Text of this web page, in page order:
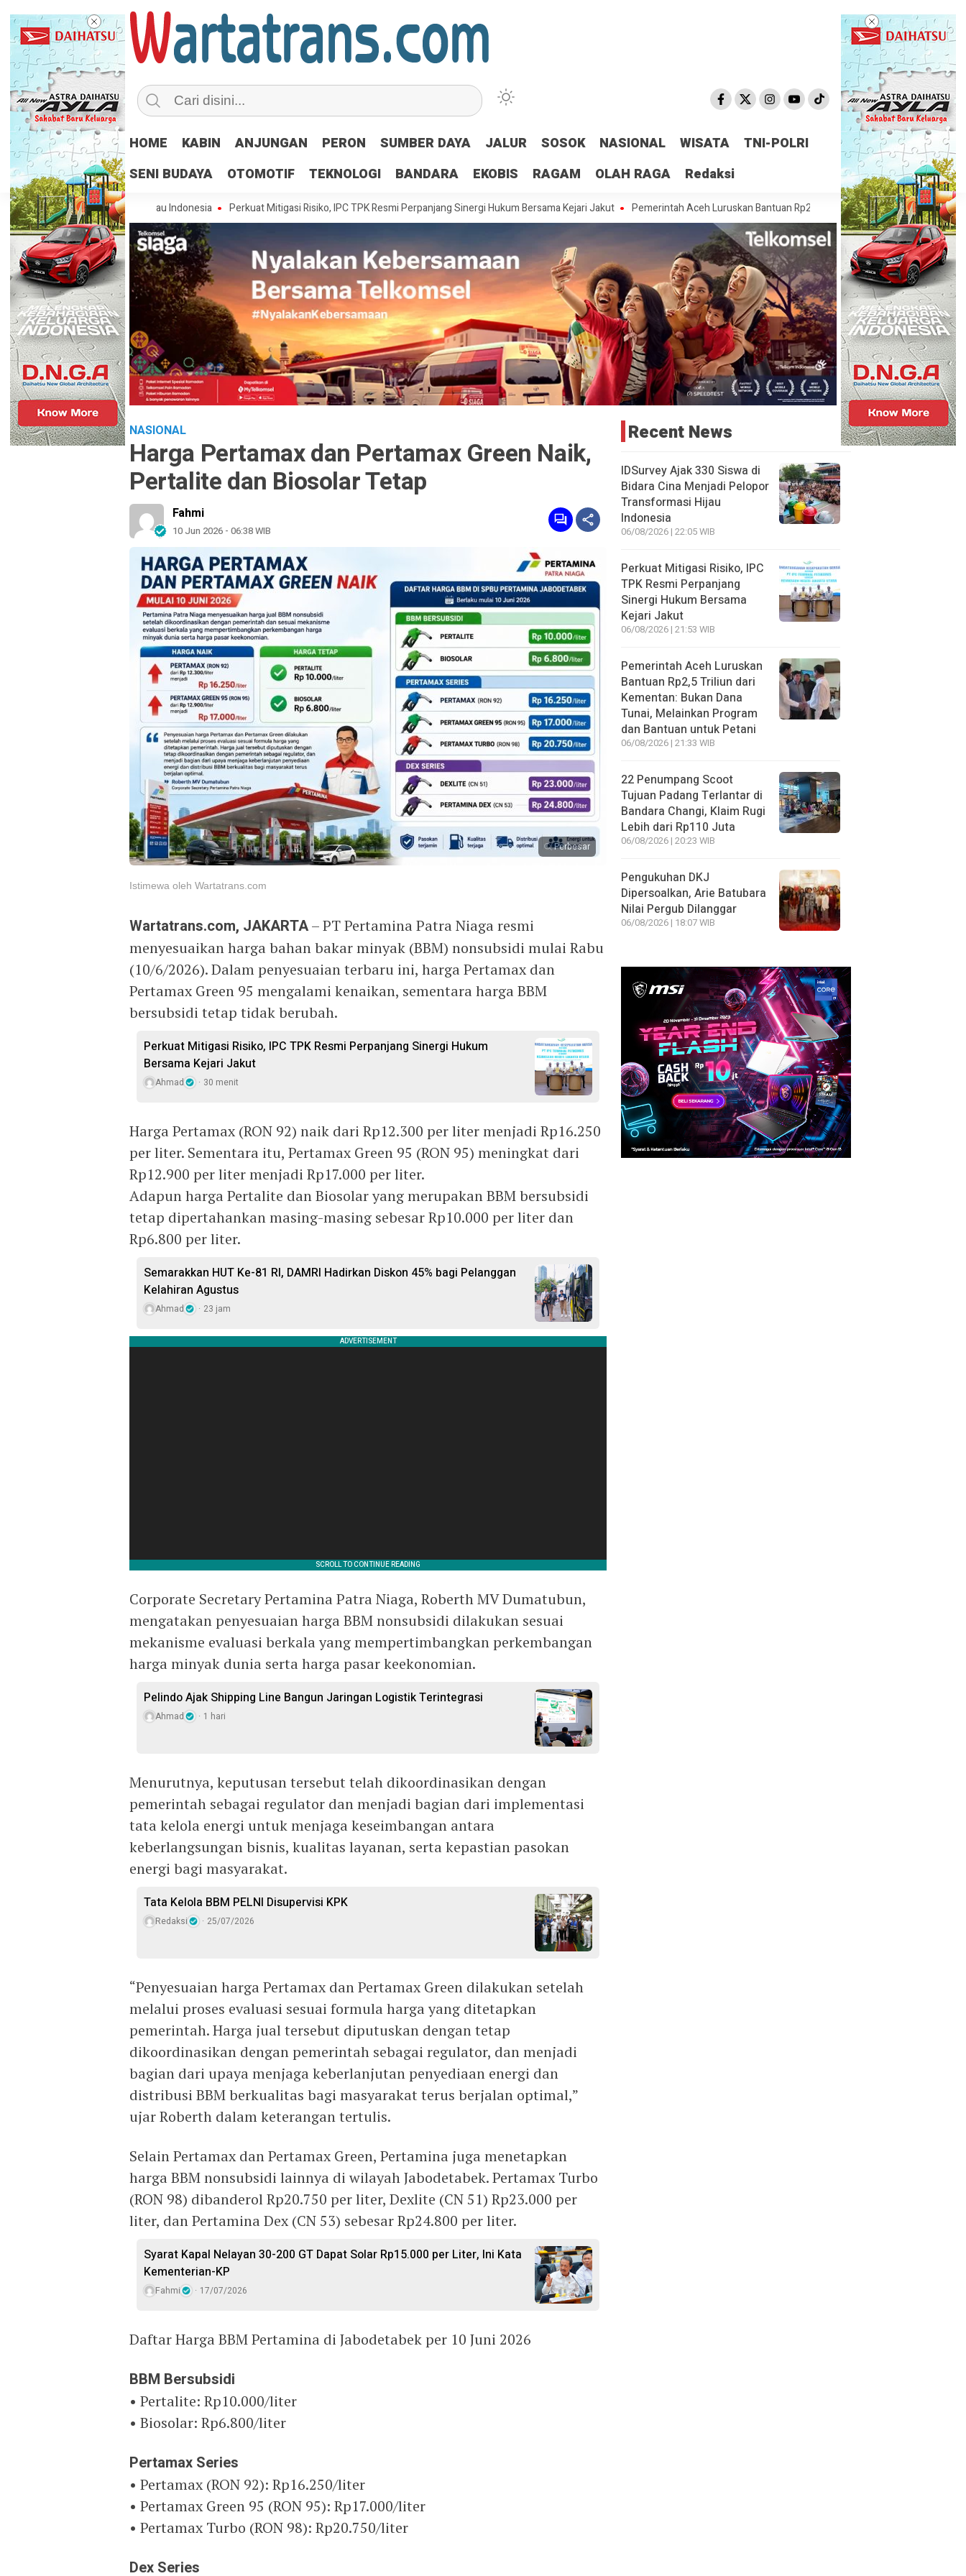
HOME KABIN ANJUNGAN PERON SUMBER DAYA JALUR SOSOK NASIONAL WISATA
TNI-POLRI
SENI BUDAYA
OTOMOTIF TEKNOLOGI BANDARA EKOBIS RAGAM OLAH RAGA Redaksi
Transformasi Hijau Indonesia Perkuat Mitigasi Risiko, IPC TPK Resmi Perpanjang Sinergi Hukum Bersama Kejari Jakut Pemerintah Aceh Luruskan Bantuan Rp2,5 Triliun dari Kementan: Bukan Dana Tunai,
NASIONAL
Harga Pertamax dan Pertamax Green Naik,
Pertalite dan Biosolar Tetap
Fahmi
10 Jun 2026 - 06:38 WIB
Perbesar
Istimewa oleh Wartatrans.com
Wartatrans.com, JAKARTA– PT Pertamina Patra Niaga resmi
menyesuaikan harga bahan bakar minyak (BBM) nonsubsidi mulai Rabu
(10/6/2026). Dalam penyesuaian terbaru ini, harga Pertamax dan
Pertamax Green 95 mengalami kenaikan, sementara harga BBM
bersubsidi tetap tidak berubah.
Perkuat Mitigasi Risiko, IPC TPK Resmi Perpanjang Sinergi Hukum
Bersama Kejari Jakut
Ahmad 30 menit
Harga Pertamax (RON 92) naik dari Rp12.300 per liter menjadi Rp16.250
per liter. Sementara itu, Pertamax Green 95 (RON 95) meningkat dari
Rp12.900 per liter menjadi Rp17.000 per liter.
Adapun harga Pertalite dan Biosolar yang merupakan BBM bersubsidi
tetap dipertahankan masing-masing sebesar Rp10.000 per liter dan
Rp6.800 per liter.
Semarakkan HUT Ke-81 RI, DAMRI Hadirkan Diskon 45% bagi Pelanggan
Kelahiran Agustus
Ahmad 23 jam
Corporate Secretary Pertamina Patra Niaga, Roberth MV Dumatubun,
mengatakan penyesuaian harga BBM nonsubsidi dilakukan sesuai
mekanisme evaluasi berkala yang mempertimbangkan perkembangan
harga minyak dunia serta harga pasar keekonomian.
Pelindo Ajak Shipping Line Bangun Jaringan Logistik Terintegrasi
Ahmad 1 hari
Menurutnya, keputusan tersebut telah dikoordinasikan dengan
pemerintah sebagai regulator dan menjadi bagian dari implementasi
tata kelola energi untuk menjaga keseimbangan antara
keberlangsungan bisnis, kualitas layanan, serta kepastian pasokan
energi bagi masyarakat.
Tata Kelola BBM PELNI Disupervisi KPK
Redaksi 25/07/2026
“Penyesuaian harga Pertamax dan Pertamax Green dilakukan setelah
melalui proses evaluasi sesuai formula harga yang ditetapkan
pemerintah. Harga jual tersebut diputuskan dengan tetap
dikoordinasikan dengan pemerintah sebagai regulator, dan menjadi
bagian dari upaya menjaga keberlanjutan penyediaan energi dan
distribusi BBM berkualitas bagi masyarakat terus berjalan optimal,”
ujar Roberth dalam keterangan tertulis.
Selain Pertamax dan Pertamax Green, Pertamina juga menetapkan
harga BBM nonsubsidi lainnya di wilayah Jabodetabek. Pertamax Turbo
(RON 98) dibanderol Rp20.750 per liter, Dexlite (CN 51) Rp23.000 per
liter, dan Pertamina Dex (CN 53) sebesar Rp24.800 per liter.
Syarat Kapal Nelayan 30-200 GT Dapat Solar Rp15.000 per Liter, Ini Kata
Kementerian-KP
Fahmi 17/07/2026
Daftar Harga BBM Pertamina di Jabodetabek per 10 Juni 2026
BBM Bersubsidi
• Pertalite: Rp10.000/liter
• Biosolar: Rp6.800/liter
Pertamax Series
• Pertamax (RON 92): Rp16.250/liter
• Pertamax Green 95 (RON 95): Rp17.000/liter
• Pertamax Turbo (RON 98): Rp20.750/liter
Dex Series
Recent News
IDSurvey Ajak 330 Siswa di
Bidara Cina Menjadi Pelopor
Transformasi Hijau
Indonesia
06/08/2026 | 22:05 WIB
Perkuat Mitigasi Risiko, IPC
TPK Resmi Perpanjang
Sinergi Hukum Bersama
Kejari Jakut
06/08/2026 | 21:53 WIB
Pemerintah Aceh Luruskan
Bantuan Rp2,5 Triliun dari
Kementan: Bukan Dana
Tunai, Melainkan Program
dan Bantuan untuk Petani
06/08/2026 | 21:33 WIB
22 Penumpang Scoot
Tujuan Padang Terlantar di
Bandara Changi, Klaim Rugi
Lebih dari Rp110 Juta
06/08/2026 | 20:23 WIB
Pengukuhan DKJ
Dipersoalkan, Arie Batubara
Nilai Pergub Dilanggar
06/08/2026 | 18:07 WIB